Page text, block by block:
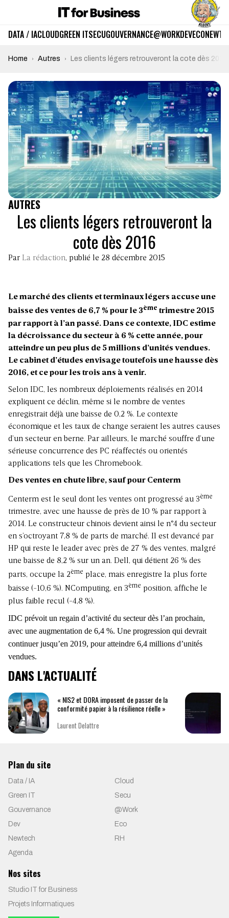
DATA / IACLOUDGREEN ITSECUGOUVERNANCE@WORKDEVECO
Home Autres Les clients légers retrouveront la cote dès 2016
AUTRES
Les clients légers retrouveront la
cote dès 2016
Par La rédaction, publié le 28 décembre 2015
Le marché des clients et terminaux légers accuse une
baisse des ventes de 6,7 % pour le 3ème trimestre 2015
par rapport à l’an passé. Dans ce contexte, IDC estime
la décroissance du secteur à 6 % cette année, pour
atteindre un peu plus de 5 millions d’unités vendues.
Le cabinet d’études envisage toutefois une hausse dès
2016, et ce pour les trois ans à venir.
Selon IDC, les nombreux déploiements réalisés en 2014
expliquent ce déclin, même si le nombre de ventes
enregistrait déjà une baisse de 0,2 %. Le contexte
économique et les taux de change seraient les autres causes
d’un secteur en berne. Par ailleurs, le marché souffre d’une
sérieuse concurrence des PC réaffectés ou orientés
applications tels que les Chromebook.
Des ventes en chute libre, sauf pour Centerm
Centerm est le seul dont les ventes ont progressé au 3ème
trimestre, avec une hausse de près de 10 % par rapport à
2014. Le constructeur chinois devient ainsi le n°4 du secteur
en s’octroyant 7,8 % de parts de marché. Il est devancé par
HP qui reste le leader avec près de 27 % des ventes, malgré
une baisse de 8,2 % sur un an. Dell, qui détient 26 % des
parts, occupe la 2ème place, mais enregistre la plus forte
baisse (-10,6 %). NComputing, en 3ème position, affiche le
plus faible recul (-4,8 %).
IDC prévoit un regain d’activité du secteur dès l’an prochain,
avec une augmentation de 6,4 %. Une progression qui devrait
continuer jusqu’en 2019, pour atteindre 6,4 millions d’unités
vendues.
DANS L'ACTUALITÉ
« NIS2 et DORA imposent de passer de la
conformité papier à la résilience réelle »
Laurent Delattre
Plan du site
Data / IA
Cloud
Green IT
Secu
Gouvernance
@Work
Dev
Eco
Newtech
RH
Agenda
Nos sites
Studio IT for Business
Projets Informatiques